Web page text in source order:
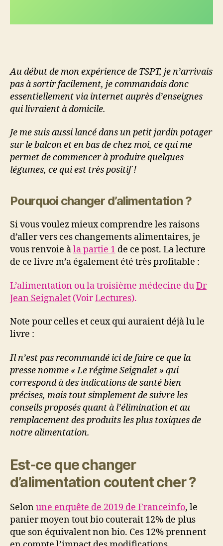
Au début de mon expérience de TSPT, je n’arrivais
pas à sortir facilement, je commandais donc
essentiellement via internet auprès d’enseignes
qui livraient à domicile.
Je me suis aussi lancé dans un petit jardin potager
sur le balcon et en bas de chez moi, ce qui me
permet de commencer à produire quelques
légumes, ce qui est très positif !
Pourquoi changer d’alimentation ?
Si vous voulez mieux comprendre les raisons
d’aller vers ces changements alimentaires, je
vous renvoie àla partie 1 de ce post. La lecture
de ce livre m’a également été très profitable :
L’alimentation ou la troisième médecine duDr
Jean Seignalet (VoirLectures).
Note pour celles et ceux qui auraient déjà lu le
livre :
Il n’est pas recommandé ici de faire ce que la
presse nomme « Le régime Seignalet » qui
correspond à des indications de santé bien
précises, mais tout simplement de suivre les
conseils proposés quant à l’élimination et au
remplacement des produits les plus toxiques de
notre alimentation.
Est-ce que changer
d’alimentation coutent cher ?
Selonune enquête de 2019 de Franceinfo, le
panier moyen tout bio couterait 12% de plus
que son équivalent non bio. Ces 12% prennent